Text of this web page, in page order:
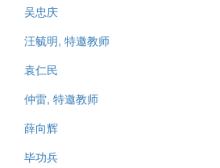
吴忠庆
汪毓明, 特邀教师
袁仁民
仲雷, 特邀教师
薛向辉
毕功兵